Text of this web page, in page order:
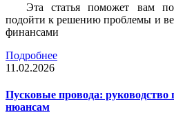
Эта статья поможет вам
подойти к решению проблемы и
финансами
Подробнее
11.02.2026
Пусковые провода: руководство
нюансам